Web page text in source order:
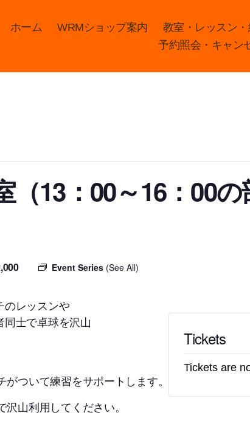
ホーム WRMショップ案内 教室・レッスン
予約照会・キャン
13：00～16：00の
Event Series (See All)
のレッスンや
同士で卓球を沢山
ついて練習をサポートします。
山利用してください。
Tickets
Tickets are